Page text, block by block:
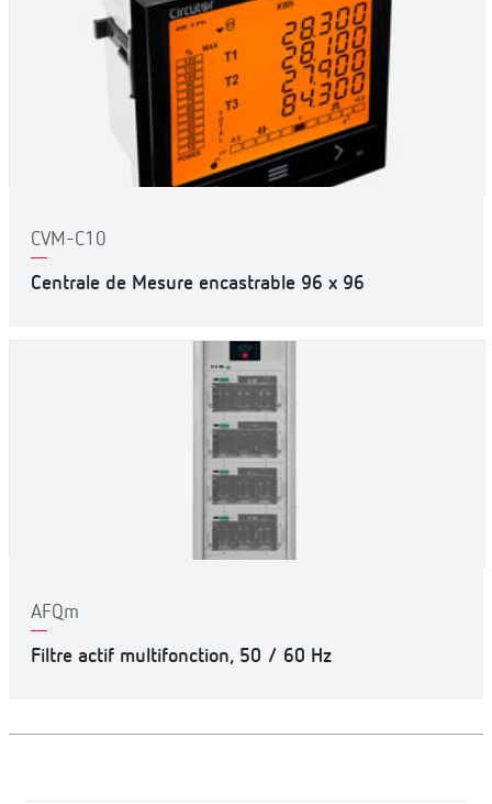
CVM-C10
Centrale de Mesure encastrable 96 x 96
AFQm
Filtre actif multifonction, 50 / 60 Hz